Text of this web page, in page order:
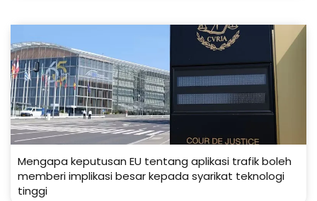
Mengapa keputusan EU tentang aplikasi trafik boleh
memberi implikasi besar kepada syarikat teknologi
tinggi